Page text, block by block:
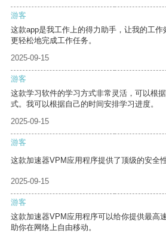
游客
这款app是我工作上的得力助手，让我的工
更轻松地完成工作任务。
2025-09-15
游客
这款学习软件的学习方式非常灵活，可以根
式。我可以根据自己的时间安排学习进度。
2025-09-15
游客
这款加速器VPM应用程序提供了顶级的安全
2025-09-15
游客
这款加速器VPM应用程序可以给你提供最高
助你在网络上自由移动。